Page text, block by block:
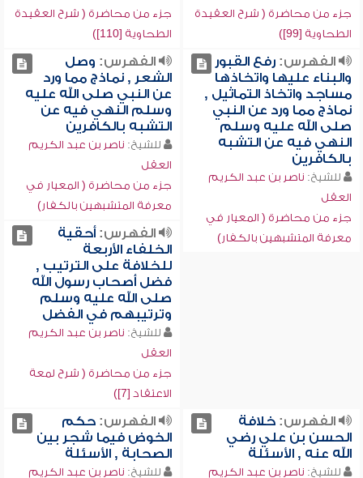
جزء من محاضرة ( شرح العقيدة
الطحاوية [99])
جزء من محاضرة ( شرح العقيدة
الطحاوية [110])
الفهرس:رفع القبور
والبناء عليها واتخاذها
مساجد واتخاذ التماثيل ,
نماذج مما ورد عن النبي
صلى الله عليه وسلم
النهي فيه عن التشبه
بالكافرين
للشيخ: ناصر بن عبد الكريم
العقل
جزء من محاضرة ( المعيار في
معرفة المتشبهين بالكفار)
الفهرس: وصل
الشعر , نماذج مما ورد
عن النبي صلى الله عليه
وسلم النهي فيه عن
التشبه بالكافرين
للشيخ: ناصر بن عبد الكريم
العقل
جزء من محاضرة ( المعيار في
معرفة المتشبهين بالكفار)
الفهرس:أحقية
الخلفاء الأربعة
للخلافة على الترتيب ,
فضل أصحاب رسول الله
صلى الله عليه وسلم
وترتيبهم في الفضل
للشيخ: ناصر بن عبد الكريم
العقل
جزء من محاضرة ( شرح لمعة
الاعتقاد [7])
الفهرس:خلافة
الحسن بن علي رضي
الله عنه , الأسئلة
للشيخ: ناصر بن عبد الكريم
الفهرس:حكم
الخوض فيما شجر بين
الصحابة , الأسئلة
للشيخ: ناصر بن عبد الكريم